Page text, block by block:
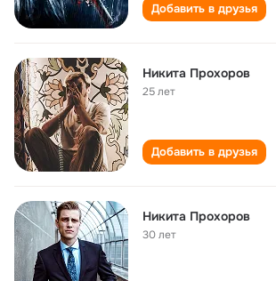
Добавить в друзья
Никита Прохоров
25 лет
Добавить в друзья
Никита Прохоров
30 лет